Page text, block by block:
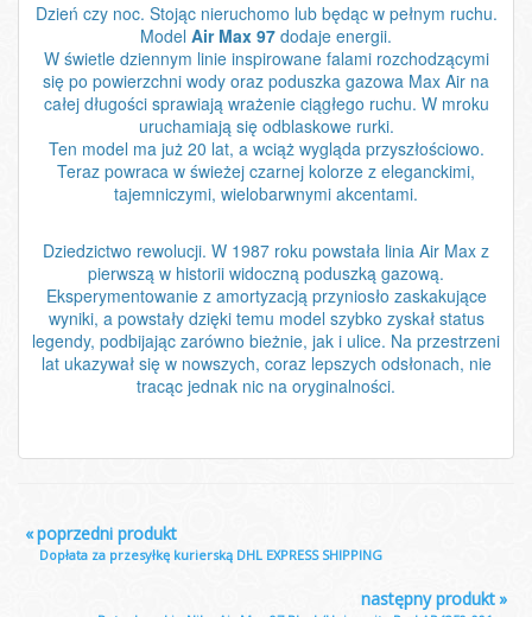
Dzień czy noc. Stojąc nieruchomo lub będąc w pełnym ruchu.
Model Air Max 97 dodaje energii.
W świetle dziennym linie inspirowane falami rozchodzącymi
się po powierzchni wody oraz poduszka gazowa Max Air na
całej długości sprawiają wrażenie ciągłego ruchu. W mroku
uruchamiają się odblaskowe rurki.
Ten model ma już 20 lat, a wciąż wygląda przyszłościowo.
Teraz powraca w świeżej czarnej kolorze z eleganckimi,
tajemniczymi, wielobarwnymi akcentami.
Dziedzictwo rewolucji. W 1987 roku powstała linia Air Max z
pierwszą w historii widoczną poduszką gazową.
Eksperymentowanie z amortyzacją przyniosło zaskakujące
wyniki, a powstały dzięki temu model szybko zyskał status
legendy, podbijając zarówno bieżnie, jak i ulice. Na przestrzeni
lat ukazywał się w nowszych, coraz lepszych odsłonach, nie
tracąc jednak nic na oryginalności.
«poprzedni produkt
Dopłata za przesyłkę kurierską DHL EXPRESS SHIPPING
»
następny produkt